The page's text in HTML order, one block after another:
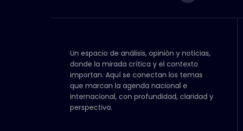
Un espacio de análisis, opinión y noticias,
donde la mirada crítica y el contexto
importan. Aquí se conectan los temas
que marcan la agenda nacional e
internacional, con profundidad, claridad y
perspectiva.